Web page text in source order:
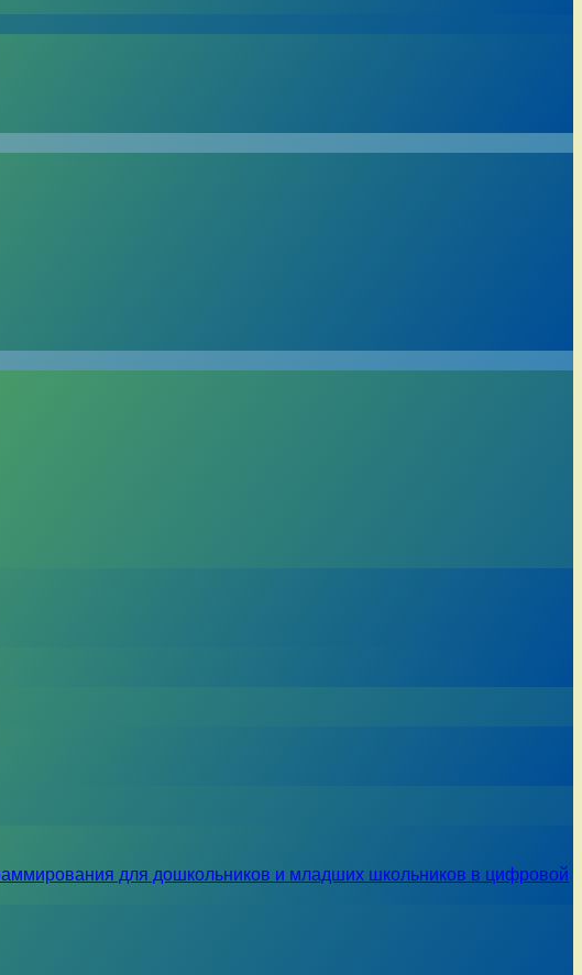
для дошкольников и младших школьников в цифровой